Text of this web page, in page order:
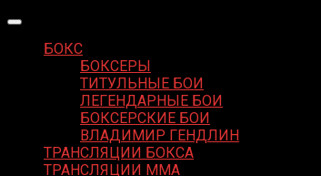
БОКС
БОКСЕРЫ
ТИТУЛЬНЫЕ БОИ
ЛЕГЕНДАРНЫЕ БОИ
БОКСЕРСКИЕ БОИ
ВЛАДИМИР ГЕНДЛИН
ТРАНСЛЯЦИИ БОКСА
ТРАНСЛЯЦИИ MMA